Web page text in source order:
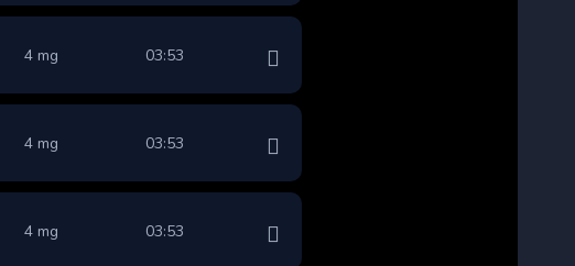
4 mg 03:53
4 mg 03:53
4 mg 03:53